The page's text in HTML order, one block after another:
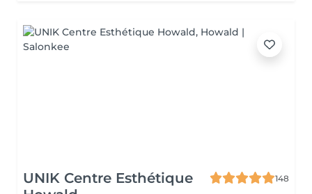
UNIK Centre Esthétique
148